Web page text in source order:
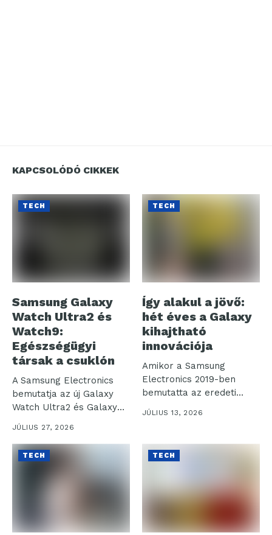
KAPCSOLÓDÓ CIKKEK
TECH
Samsung Galaxy
Watch Ultra2 és
Watch9:
Egészségügyi
társak a csuklón
A Samsung Electronics
bemutatja az új Galaxy
Watch Ultra2 és Galaxy
Watch9...
JÚLIUS 27, 2026
TECH
Így alakul a jövő:
hét éves a Galaxy
kihajtható
innovációja
Amikor a Samsung
Electronics 2019-ben
bemutatta az eredeti
Galaxy Foldot, nem
csupán...
JÚLIUS 13, 2026
TECH TECH